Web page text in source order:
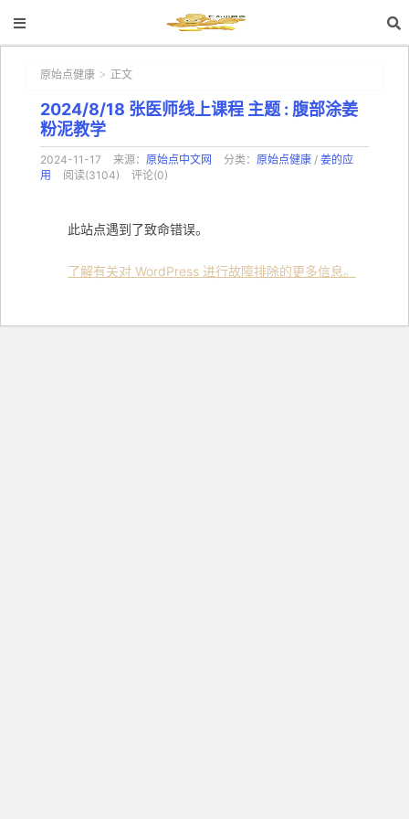
原始点健康 > 正文
2024/8/18 张医师线上课程 主题 : 腹部涂姜
粉泥教学
2024-11-17 来源： 原始点中文网 分类： 原始点健康 / 姜的应
用
阅读(3104) 评论(0)
此站点遇到了致命错误。
了解有关对 WordPress 进行故障排除的更多信息。